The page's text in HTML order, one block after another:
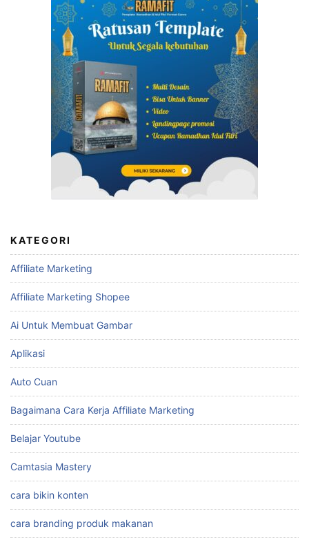
KATEGORI
Affiliate Marketing
Affiliate Marketing Shopee
Ai Untuk Membuat Gambar
Aplikasi
Auto Cuan
Bagaimana Cara Kerja Affiliate Marketing
Belajar Youtube
Camtasia Mastery
cara bikin konten
cara branding produk makanan